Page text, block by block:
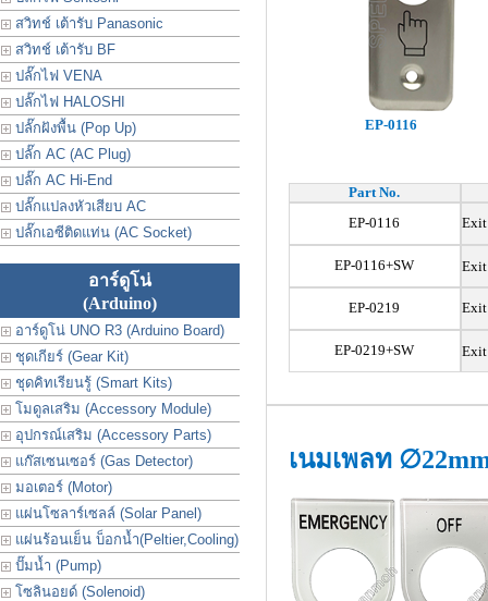
สวิทช์ เต้ารับ Panasonic
สวิทช์ เต้ารับ BF
ปลั๊กไฟ VENA
ปลั๊กไฟ HALOSHI
ปลั๊กฝังพื้น (Pop Up)
ปลั๊ก AC (AC Plug)
ปลั๊ก AC Hi-End
ปลั๊กแปลงหัวเสียบ AC
ปลั๊กเอซีติดแท่น (AC Socket)
อาร์ดูโน่
(Arduino)
อาร์ดูโน่ UNO R3 (Arduino Board)
ชุดเกียร์ (Gear Kit)
ชุดคิทเรียนรู้ (Smart Kits)
โมดูลเสริม (Accessory Module)
อุปกรณ์เสริม (Accessory Parts)
แก๊สเซนเซอร์ (Gas Detector)
มอเตอร์ (Motor)
แผ่นโซลาร์เซลล์ (Solar Panel)
แผ่นร้อนเย็น บ็อกน้ำ(Peltier,Cooling)
ปั๊มน้ำ (Pump)
โซลินอยด์ (Solenoid)
EP-0116
Part No.
EP-0116
Exit
EP-0116+SW
EP-0219 Exit
EP-0219+SW
เนมเพลท